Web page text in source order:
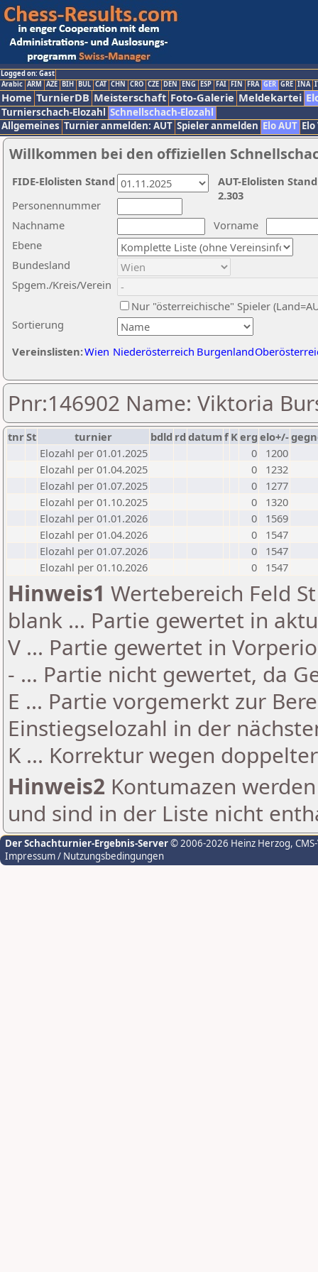
Logged on: Gast
Arabic ARM AZE BIH BUL CAT CHN CRO CZE DEN ENG ESP FAI FIN FRA GER GRE INA
Home TurnierDB Meisterschaft Foto-Galerie Meldekartei
Turnierschach-Elozahl Schnellschach-Elozahl
Allgemeines Turnier anmelden: AUT Spieler anmelden Elo AUT
Willkommen bei den offiziellen
Nachname
Vorname
Ebene
Sortierung
Personennummer
Bundesland
Spgem./Kreis/Verein
Nur "österreichische" Spieler
Vereinslisten:Wien Niederösterreich Burgenland
AUT-Elolisten
2.303
FIDE-Elolisten Stand
Pnr:146902 Name: Viktoria
tnrSt turnier bdld rd datumf Kerg elo+/-
Elozahl per 01.01.2025
0
1200
Elozahl per 01.04.2025
0
1232
Elozahl per 01.07.2025
0
1277
Elozahl per 01.10.2025
0
1320
Elozahl per 01.01.2026
0
1569
Elozahl per 01.04.2026
0
1547
Elozahl per 01.07.2026
0
1547
Elozahl per 01.10.2026
0 1547
Hinweis1 Wertebereich Feld
blank ... Partie gewertet in
V ... Partie gewertet in
- ... Partie nicht gewertet, da
E ... Partie vorgemerkt zur
Einstiegselozahl in der
K ... Korrektur wegen
Hinweis2 Kontumazen
und sind in der Liste nicht
Der Schachturnier-Ergebnis-Server© 2006-2026 Heinz Herzog,
Impressum / Nutzungsbedingungen